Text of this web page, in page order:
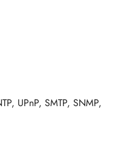
UPnP, SMTP, SNMP,